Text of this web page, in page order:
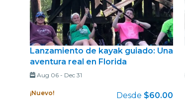
Lanzamiento de kayak guiado: Una
aventura real en Florida
Aug 06- Dec 31
¡Nuevo! Desde $60.00